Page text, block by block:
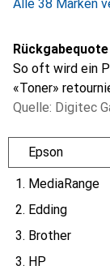
Alle 38 Marken
Rückgabequote
So oft wird ein
«Toner»
Quelle: Digitec
Epson
1. MediaRange
2. Edding
3. Brother
3. HP